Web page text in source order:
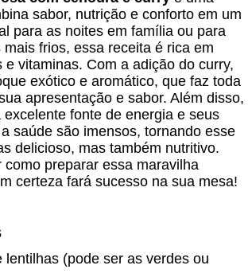
sabor, nutrição e conforto em um
para as noites em família ou para
frios, essa receita é rica em
e vitaminas. Com a adição do curry,
exótico e aromático, que faz toda
apresentação e sabor. Além disso,
fonte de energia e seus
saúde são imensos, tornando esse
delicioso, mas também nutritivo.
como preparar essa maravilha
certeza fará sucesso na sua mesa!
lentilhas (pode ser as verdes ou